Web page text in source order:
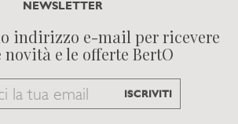
NEWSLETTER
indirizzo e-mail per ricevere
novità e le offerte BertO
Email ISCRIVITI